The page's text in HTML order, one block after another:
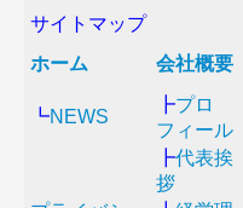
サイトマップ
ホーム
会社概要
┗NEWS
┣プロ
フィール
┣代表挨
拶